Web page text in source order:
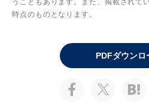
時点のものとなります。
PDFダウンロ